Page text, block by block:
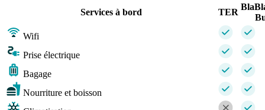
Services à bord
TER
Wifi
Prise électrique
Bagage
Nourriture et boisson